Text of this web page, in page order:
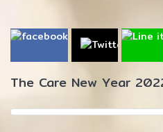
The Care New Year